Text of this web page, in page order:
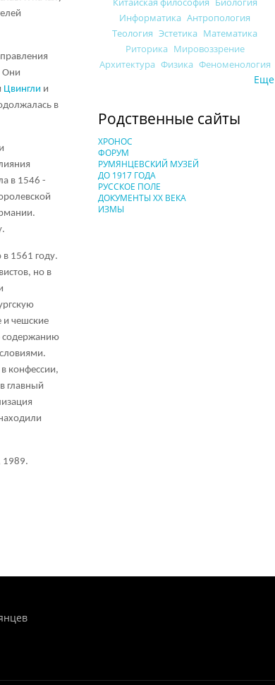
Они
Цвингли и
в
в 1546 -
1561 году.
но в
и чешские
содержанию
конфессии,
главный
1989.
Информатика Антропология
Теология Эстетика Математика
Риторика Мировоззрение
Архитектура Физика Феноменология
Еще
Родственные сайты
ХРОНОС
ФОРУМ
РУМЯНЦЕВСКИЙ МУЗЕЙ
ДО 1917 ГОДА
РУССКОЕ ПОЛЕ
ДОКУМЕНТЫ XX ВЕКА
ИЗМЫ